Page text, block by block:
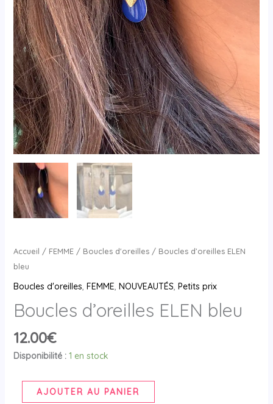
Accueil / FEMME/ Boucles d'oreilles/ Boucles d’oreilles ELEN
bleu
Boucles d'oreilles, FEMME, NOUVEAUTÉS, Petits prix
Boucles d’oreilles ELEN bleu
12.00€
Disponibilité : 1 en stock
AJOUTER AU PANIER